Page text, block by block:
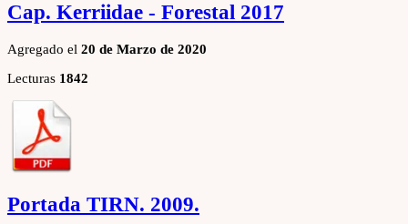
Cap. Kerriidae - Forestal 2017
Agregado el 20 de Marzo de 2020
Lecturas 1842
Portada TIRN. 2009.